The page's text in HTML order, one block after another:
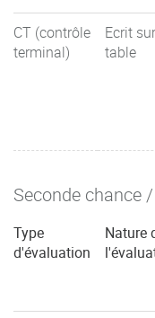
CT (contrôle
terminal)
Ecrit sur
table
Seconde chance
Type
d'évaluation
Nature